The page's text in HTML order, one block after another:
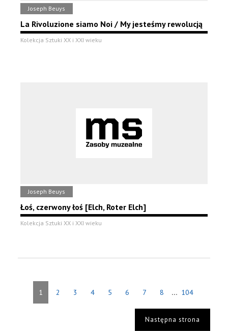
Joseph Beuys
La Rivoluzione siamo Noi / My jesteśmy rewolucją
Kolekcja Sztuki XX i XXI wieku
Joseph Beuys
Łoś, czerwony łoś [Elch, Roter Elch]
Kolekcja Sztuki XX i XXI wieku
1 2 3 4 5 6 7 8 ... 104
Następna strona